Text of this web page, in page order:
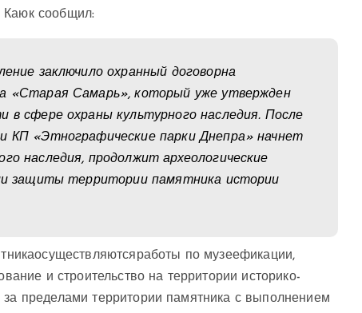
Каюк сообщил:
заключило охранный договорна
«Старая Самарь», который уже утвержден
в сфере охраны культурного наследия. После
КП «Этнографические парки Днепра» начнет
наследия, продолжит археологические
защиты территории памятника истории
по музеефикации,
и строительство на территории историко-
пределами территории памятника с выполнением